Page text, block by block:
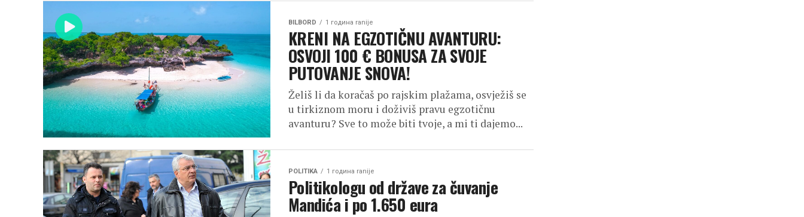
BILBORD 1 година ranije
KRENI NA EGZOTIČNU AVANTURU:
OSVOJI 100 € BONUSA ZA SVOJE
PUTOVANJE SNOVA!
Želiš li da koračaš po rajskim plažama, osvježiš se
u tirkiznom moru i doživiš pravu egzotičnu
avanturu? Sve to može biti tvoje, a mi ti dajemo...
POLITIKA 1 година ranije
Politikologu od države za čuvanje
Mandića i po 1.650 eura